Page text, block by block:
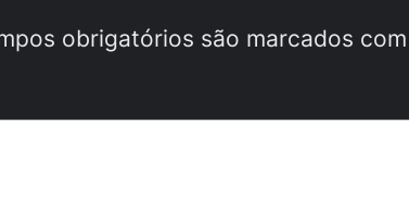
obrigatórios são marcados